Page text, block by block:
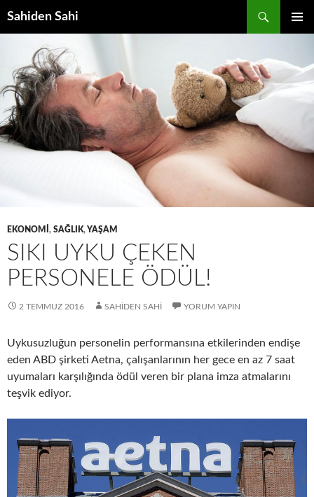
Sahiden Sahi
EKONOMI , SAĞLIK,YAŞAM
SIKI UYKU ÇEKEN
PERSONELE ÖDÜL!
2 TEMMUZ 2016 SAHIDEN SAHI YORUM YAPIN
Uykusuzluğun personelin performansına etkilerinden endişe
eden ABD şirketi Aetna, çalışanlarının her gece en az 7 saat
uyumaları karşılığında ödül veren bir plana imza atmalarını
teşvik ediyor.